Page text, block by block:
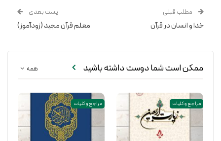
مطلب قبلی
خدا و انسان در قرآن
پست بعدی
معلم قرآن مجید (زودآموز)
همه ممکن است شما دوست داشته باشید
مراجع و کلیات مراجع و کلیات